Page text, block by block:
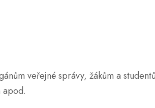
veřejné správy, žákům a
apod.